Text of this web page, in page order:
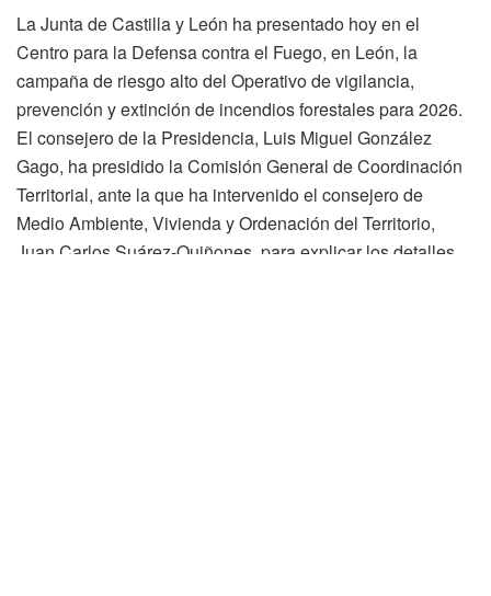
La Junta de Castilla y León ha presentado hoy en el
Centro para la Defensa contra el Fuego, en León, la
campaña de riesgo alto del Operativo de vigilancia,
prevención y extinción de incendios forestales para 2026.
El consejero de la Presidencia, Luis Miguel González
Gago, ha presidido la Comisión General de Coordinación
Territorial, ante la que ha intervenido el consejero de
Medio Ambiente, Vivienda y Ordenación del Territorio,
Juan Carlos Suárez-Quiñones, para explicar los detalles